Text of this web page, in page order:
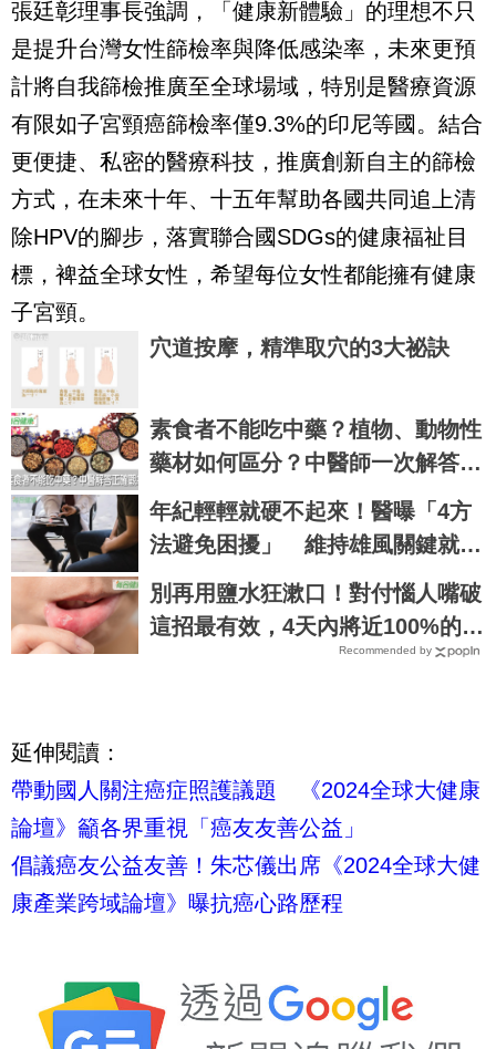
張廷彰理事長強調，「健康新體驗」的理想不只
是提升台灣女性篩檢率與降低感染率，未來更預
計將自我篩檢推廣至全球場域，特別是醫療資源
有限如子宮頸癌篩檢率僅9.3%的印尼等國。結合
更便捷、私密的醫療科技，推廣創新自主的篩檢
方式，在未來十年、十五年幫助各國共同追上清
除HPV的腳步，落實聯合國SDGs的健康福祉目
標，裨益全球女性，希望每位女性都能擁有健康
子宮頸。
穴道按摩，精準取穴的3大祕訣
素食者不能吃中藥？植物、動物性
藥材如何區分？中醫師一次解答｜
每日健康 Health
年紀輕輕就硬不起來！醫曝「4方
法避免困擾」 維持雄風關鍵就在
這
別再用鹽水狂漱口！對付惱人嘴破
這招最有效，4天內將近100%的人
都痊癒了｜每日健康 Health
Recommended by
延伸閱讀：
帶動國人關注癌症照護議題 《2024全球大健康
論壇》籲各界重視「癌友友善公益」
倡議癌友公益友善！朱芯儀出席《2024全球大健
康產業跨域論壇》曝抗癌心路歷程